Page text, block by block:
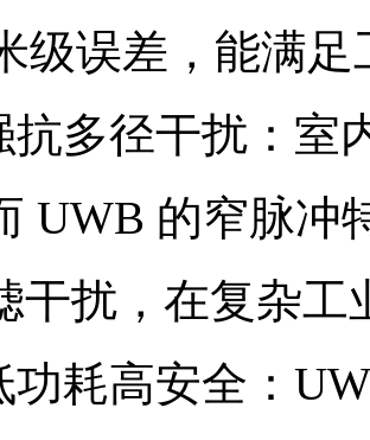
级误差，能满
径干扰：室内
UWB 的窄脉冲
干扰，在复杂工
高安全：